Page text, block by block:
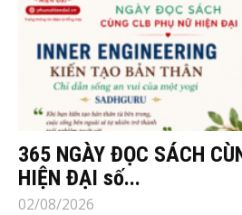
365 NGÀY ĐỌC SÁCH
HIỆN ĐẠI số...
02/08/2026